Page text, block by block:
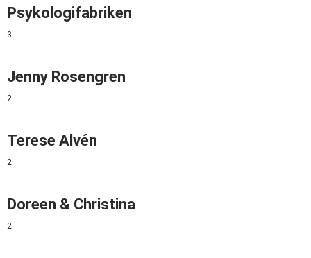
Psykologifabriken
3
Jenny Rosengren
2
Terese Alvén
2
Doreen & Christina
2